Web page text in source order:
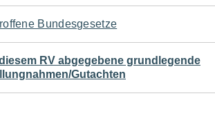
Bundesgesetze
RV abgegebene grundlegende
Gutachten